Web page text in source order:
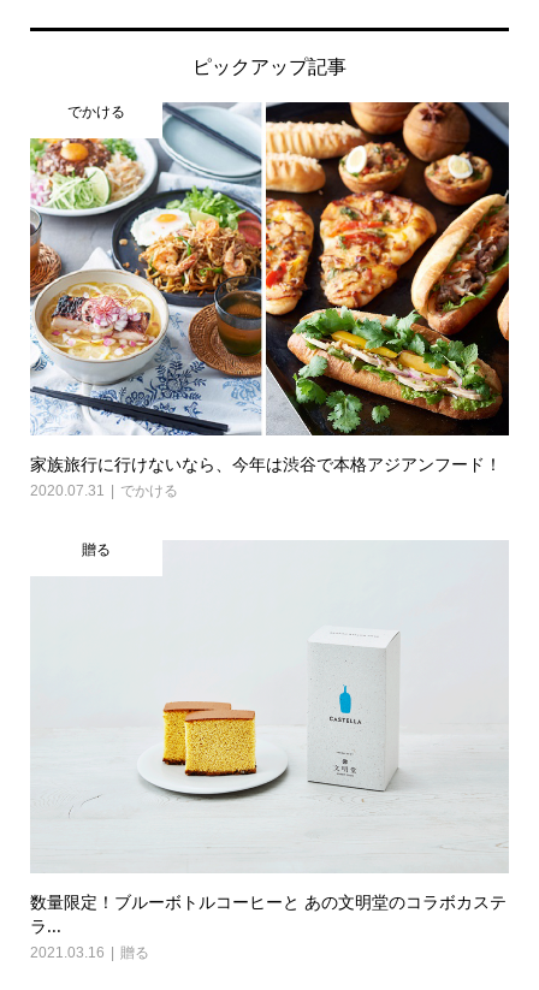
ピックアップ記事
でかける
家族旅行に行けないなら、今年は渋谷で本格アジアンフード！
2020.07.31 でかける
贈る
数量限定！ブルーボトルコーヒーと あの文明堂のコラボカステ
ラ...
2021.03.16 贈る